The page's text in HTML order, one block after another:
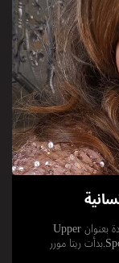
أعلنت المغنية البريطانية ريتا مورر عن إطلاقها أغنية جديدة بعنوان Upper
Hand وهي متوفرة للطلب مسبقاً على iTunes و Spotify.بدأت ريتا مورر